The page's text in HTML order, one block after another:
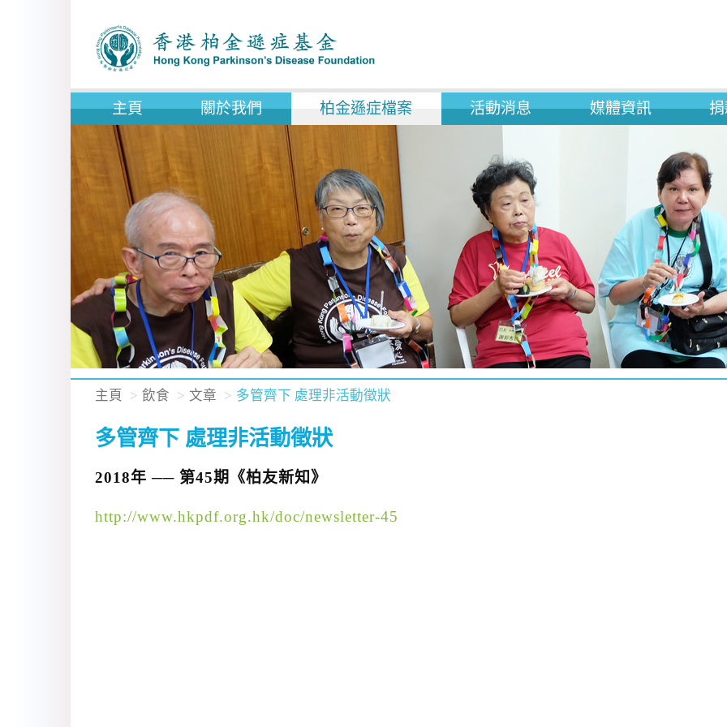
主頁 關於我們 柏金遜症檔案 活動消息 媒體資訊
主頁 飲食 文章 多管齊下 處理非活動徵狀
多管齊下 處理非活動徵狀
2018年 ── 第45期《柏友新知》
http://www.hkpdf.org.hk/doc/newsletter-45